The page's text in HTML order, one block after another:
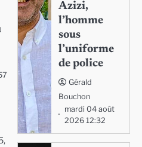
Azizi,
l’homme
sous
l’uniforme
de police
Gérald
Bouchon
mardi 04 août
2026 12:32